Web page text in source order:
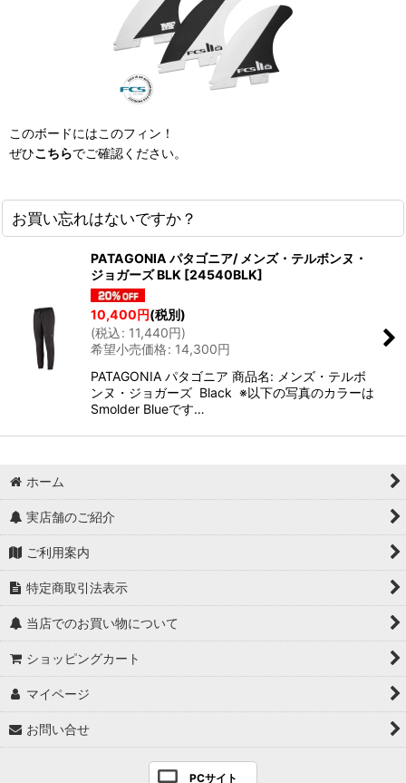
このボードにはこのフィン！
ぜひこちらでご確認ください。
お買い忘れはないですか？
PATAGONIA パタゴニア/ メンズ・テルボンヌ・
ジョガーズ BLK [24540BLK]
10,400円(税別)
(税込: 11,440円)
希望小売価格: 14,300円
PATAGONIA パタゴニア 商品名: メンズ・テルボ
ンヌ・ジョガーズ Black ※以下の写真のカラーは
Smolder Blueです…
ホーム
実店舗のご紹介
ご利用案内
特定商取引法表示
当店でのお買い物について
ショッピングカート
マイページ
お問い合せ
PCサイト